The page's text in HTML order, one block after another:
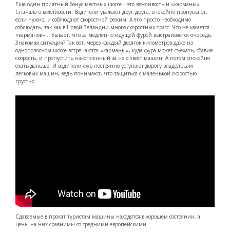
Еще один приятный бонус местных шоссе – это вежливость и «карманы».
Сначала о вежливости. Водители уважают друг друга, спокойно пропускают,
если нужно, и соблюдают скоростной режим. А его просто необходимо
соблюдать, так как в Новой Зеландии много скоростных трасс. Что же касается
«карманов»… Бывает, что за медленно идущей фурой выстраивается очередь.
Знакомая ситуация? Так вот, через каждый десяток километров даже на
однополосном шоссе встречаются «карманы», куда фура может съехать, сбавив
скорость, и пропустить накопленный за нею хвост машин. А потом спокойно
ехать дальше. И водители фур постоянно уступают дорогу владельцам
легковых машин, ведь понимают, что тащиться с маленькой скоростью
грустно.
Сдаваемые в прокат туристам машины находятся в хорошем состоянии, а
цены на них сравнимы со средними европейскими.